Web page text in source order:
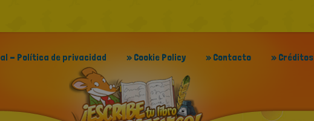
- Política de privacidad » Cookie Policy » Contacto » Créditos